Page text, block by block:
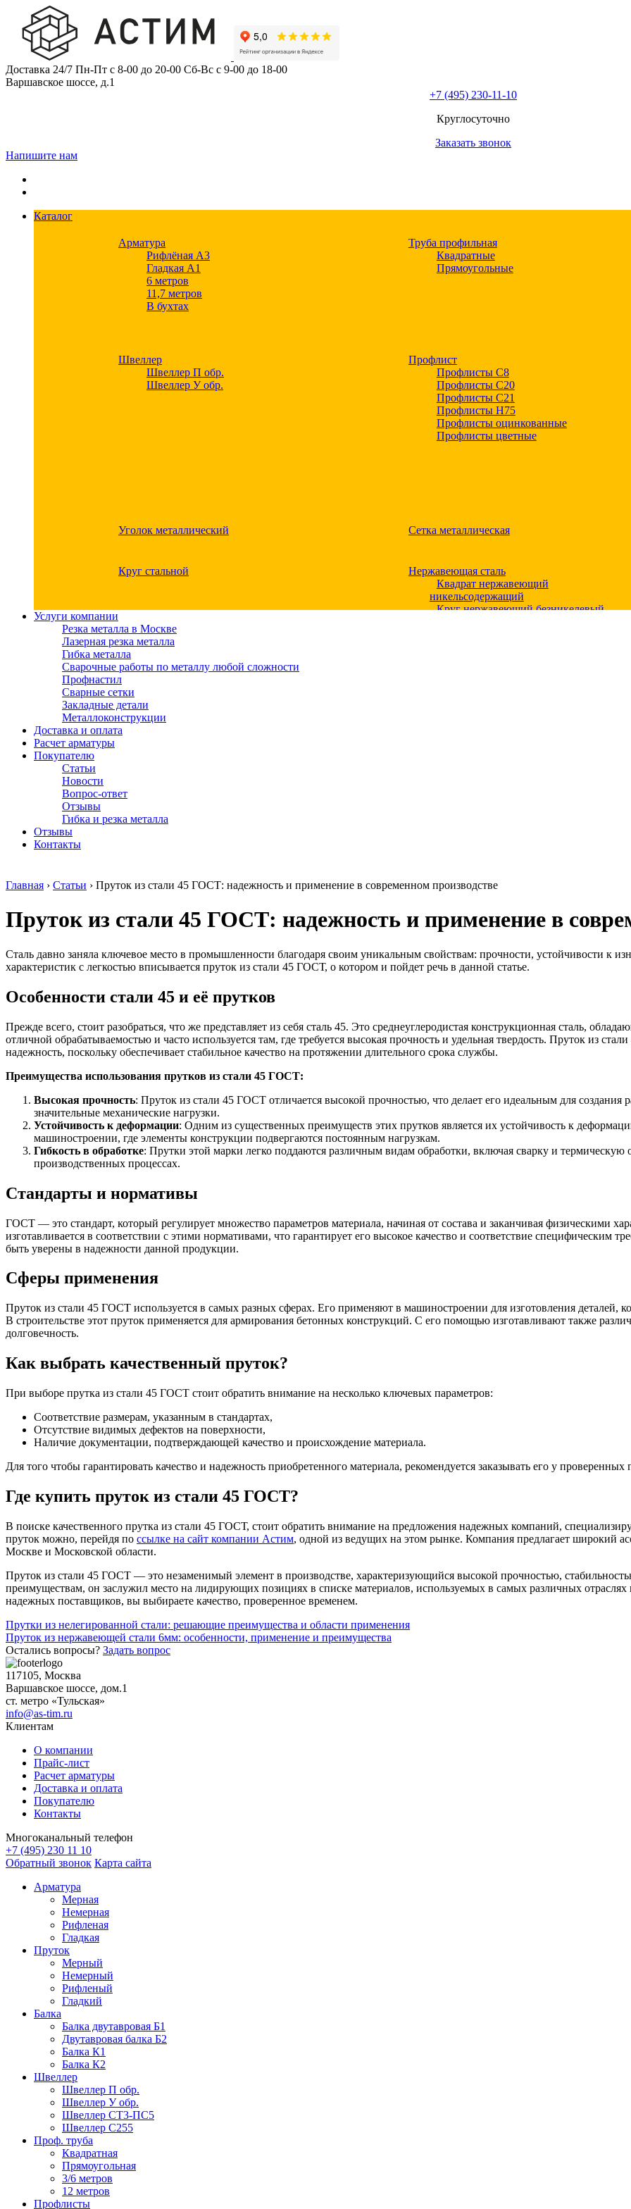
content
Доставка 24/7 Пн-Пт с 8-00 до 20-00 Сб-Вс с 9-00 до 18-00
Варшавское шоссе, д.1
+7 (495) 230-11-10
Круглосуточно
Заказать звонок
Напишите нам
Каталог
Арматура
Рифлёная А3
Гладкая А1
6 метров
11,7 метров
В бухтах
Труба профильная
Квадратные
Прямоугольные
Швеллер
Швеллер П обр.
Швеллер У обр.
Профлист
Профлисты С8
Профлисты С20
Профлисты C21
Профлисты Н75
Профлисты оцинкованные
Профлисты цветные
Уголок металлический Сетка металлическая
Круг стальной
Нержавеющая сталь
Квадрат нержавеющий
никельсодержащий
Круг нержавеющий безникелевый
Качественные стали
Конструкционная сталь
Поковка
Шестигранник горячекатаный
конструкционный
Инструментальная сталь
Оцинкованный прокат
Круг оцинкованный
Фитинги резьбовые латунные
Фитинги резьбовые стальные
БУ трубы
Услуги компании
Резка металла в Москве
Лазерная резка металла
Гибка металла
Сварочные работы по металлу любой сложности
Профнастил
Сварные сетки
Закладные детали
Металлоконструкции
Доставка и оплата
Расчет арматуры
Покупателю
Статьи
Новости
Вопрос-ответ
Отзывы
Гибка и резка металла
Отзывы
Контакты
Главная › Статьи › Пруток из стали 45 ГОСТ: надежность и применение в современном производстве
Пруток из стали 45 ГОСТ: надежность и применение в
Сталь давно заняла ключевое место в промышленности благодаря своим уникальным свойствам: прочности, устойчивости к
характеристик с легкостью вписывается пруток из стали 45 ГОСТ, о котором и пойдет речь в данной статье.
Особенности стали 45 и её прутков
Прежде всего, стоит разобраться, что же представляет из себя сталь 45. Это среднеуглеродистая конструкционная сталь,
отличной обрабатываемостью и часто используется там, где требуется высокая прочность и удельная твердость. Пруток из
надежность, поскольку обеспечивает стабильное качество на протяжении длительного срока службы.
Преимущества использования прутков из стали 45 ГОСТ:
Высокая прочность: Пруток из стали 45 ГОСТ отличается высокой прочностью, что делает его идеальным для
значительные механические нагрузки.
Устойчивость к деформации: Одним из существенных преимуществ этих прутков является их устойчивость к
машиностроении, где элементы конструкции подвергаются постоянным нагрузкам.
Гибкость в обработке: Прутки этой марки легко поддаются различным видам обработки, включая сварку и термическую
производственных процессах.
Стандарты и нормативы
ГОСТ — это стандарт, который регулирует множество параметров материала, начиная от состава и заканчивая физическими
изготавливается в соответствии с этими нормативами, что гарантирует его высокое качество и соответствие специфическим
быть уверены в надежности данной продукции.
Сферы применения
Пруток из стали 45 ГОСТ используется в самых разных сферах. Его применяют в машиностроении для изготовления деталей,
В строительстве этот пруток применяется для армирования бетонных конструкций. С его помощью изготавливают также
долговечность.
Как выбрать качественный пруток?
При выборе прутка из стали 45 ГОСТ стоит обратить внимание на несколько ключевых параметров:
Соответствие размерам, указанным в стандартах,
Отсутствие видимых дефектов на поверхности,
Наличие документации, подтверждающей качество и происхождение материала.
Для того чтобы гарантировать качество и надежность приобретенного материала, рекомендуется заказывать его у проверенных
Где купить пруток из стали 45 ГОСТ?
В поиске качественного прутка из стали 45 ГОСТ, стоит обратить внимание на предложения надежных компаний,
пруток можно, перейдя по ссылке на сайт компании Астим, одной из ведущих на этом рынке. Компания предлагает широкий
Москве и Московской области.
Пруток из стали 45 ГОСТ — это незаменимый элемент в производстве, характеризующийся высокой прочностью,
преимуществам, он заслужил место на лидирующих позициях в списке материалов, используемых в самых различных
надежных поставщиков, вы выбираете качество, проверенное временем.
Навигация
по
записям
Прутки из нелегированной стали: решающие преимущества и области применения
Пруток из нержавеющей стали 6мм: особенности, применение и преимущества
Остались вопросы? Задать вопрос
117105, Москва
Варшавское шоссе, дом.1
ст. метро «Тульская»
info@as-tim.ru
Клиентам
О компании
Прайс-лист
Расчет арматуры
Доставка и оплата
Покупателю
Контакты
Многоканальный телефон
+7 (495) 230 11 10
Обратный звонок Карта сайта
Арматура
Мерная
Немерная
Рифленая
Гладкая
Пруток
Мерный
Немерный
Рифленый
Гладкий
Балка
Балка двутавровая Б1
Двутавровая балка Б2
Балка К1
Балка К2
Швеллер
Швеллер П обр.
Швеллер У обр.
Швеллер СТ3-ПС5
Швеллер С255
Проф. труба
Квадратная
Прямоугольная
3/6 метров
12 метров
Профлисты